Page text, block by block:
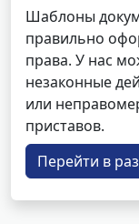
Шаблоны
правильно
права. У нас
незаконные
или
приставов.
Перейти в